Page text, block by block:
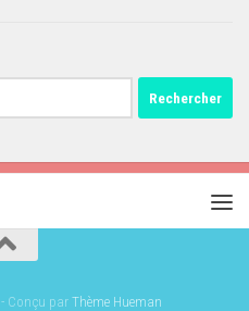
- Conçu parThème Hueman